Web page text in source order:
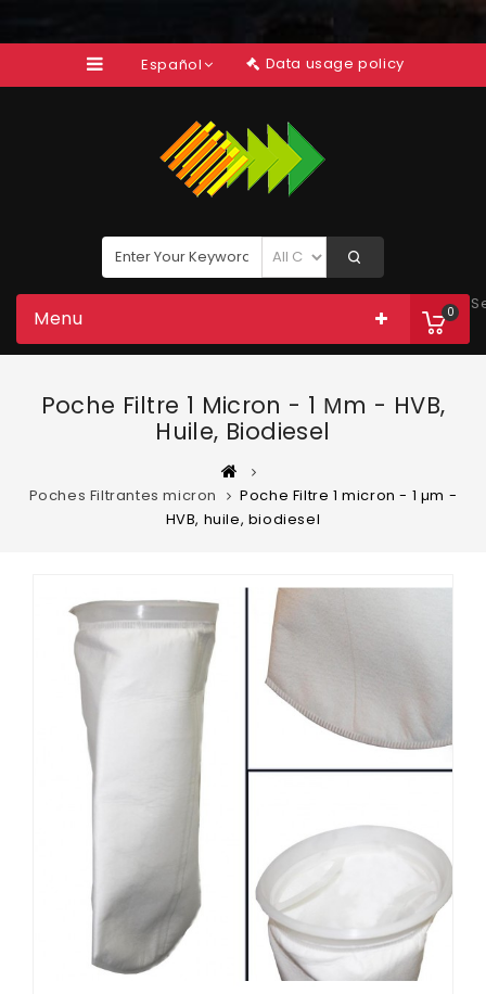
Español Data usage policy
0
Menu
Poche Filtre 1 Micron - 1 Μm - HVB,
Huile, Biodiesel
Poches Filtrantes micron
Poche Filtre 1 micron - 1 µm -
HVB, huile, biodiesel